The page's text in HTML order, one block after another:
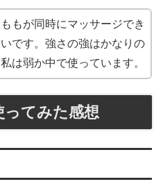
もが同時にマッサージでき
です。強さの強はかなりの
は弱か中で使っています。
てみた感想